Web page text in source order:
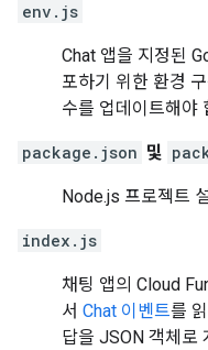
env.js
Chat 앱을 지정된
포하기 위한 환경
수를 업데이트해야
package.json 및
Node.js 프로젝트
index.js
채팅 앱의 Cloud
서 Chat 이벤트를
답을 JSON 객체로